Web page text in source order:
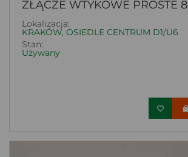
ZŁĄCZE WTYKOWE PROSTE 8
Lokalizacja:
KRAKÓW, OSIEDLE CENTRUM D1/U6
Stan:
Używany